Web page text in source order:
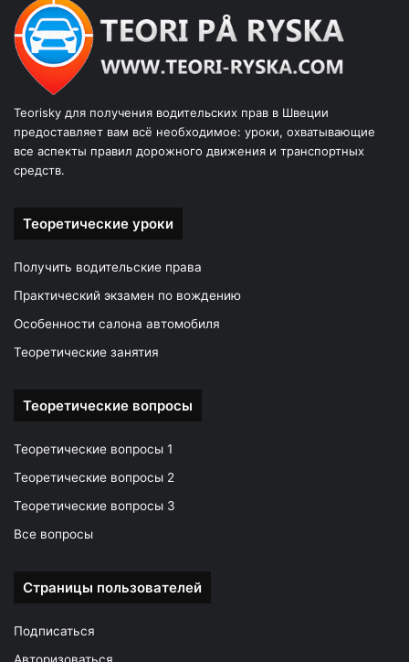
Teorisky для получения водительских прав в Швеции
предоставляет вам всё необходимое: уроки, охватывающие
все аспекты правил дорожного движения и транспортных
средств.
Теоретические уроки
Получить водительские права
Практический экзамен по вождению
Особенности салона автомобиля
Теоретические занятия
Теоретические вопросы
Теоретические вопросы 1
Теоретические вопросы 2
Теоретические вопросы 3
Все вопросы
Страницы пользователей
Подписаться